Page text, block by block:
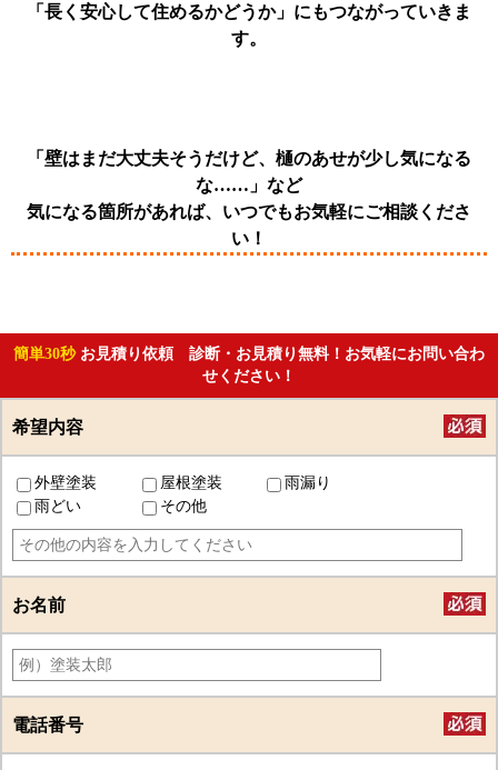
「長く安心して住めるかどうか」にもつながっていきま
す。
「壁はまだ大丈夫そうだけど、樋のあせが少し気になる
な……」など
気になる箇所があれば、いつでもお気軽にご相談くださ
い！
簡単30秒 お見積り依頼 診断・お見積り無料！お気軽にお問い合わ
せください！
希望内容
外壁塗装 屋根塗装
雨漏り
雨どい
その他
お名前
電話番号